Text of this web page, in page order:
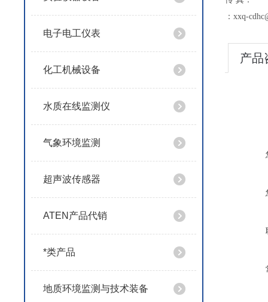
电子电工仪表
化工机械设备
水质在线监测仪
气象环境监测
超声波传感器
ATEN产品代销
*类产品
地质环境监测与技术装备
：xxq-
产品